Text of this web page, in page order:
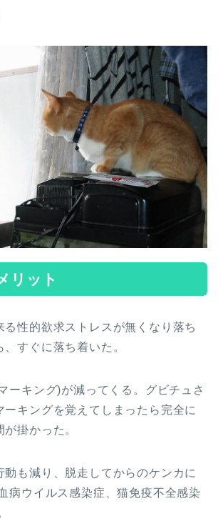
リット
性的欲求ストレスが無くなり落ち
すぐに落ち着いた。
ーキング)が減ってくる。グビチュさ
ーキングを覚えてしまったら完全に
掛かった。
も減り、脱走してからのケンカに
病ウイルス感染症、猫免疫不全感染